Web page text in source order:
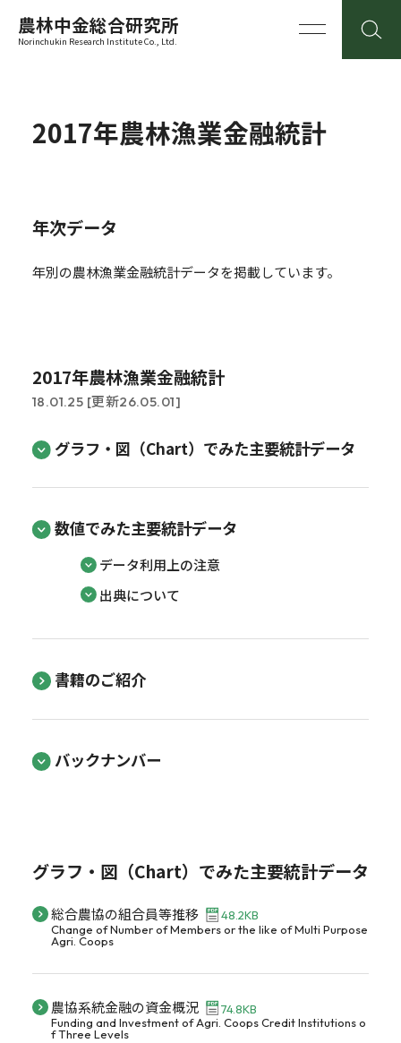
農林中金総合研究所
Norinchukin Research Institute Co., Ltd.
2017年農林漁業金融統計
年次データ
年別の農林漁業金融統計データを掲載しています。
2017年農林漁業金融統計
18.01.25 [更新26.05.01]
グラフ・図（Chart）でみた主要統計データ
数値でみた主要統計データ
データ利用上の注意
出典について
書籍のご紹介
バックナンバー
グラフ・図（Chart）でみた主要統計データ
総合農協の組合員等推移
48.2KB
Change of Number of Members or the like of Multi Purpose
Agri. Coops
農協系統金融の資金概況
74.8KB
Funding and Investment of Agri. Coops Credit Institutions o
f Three Levels